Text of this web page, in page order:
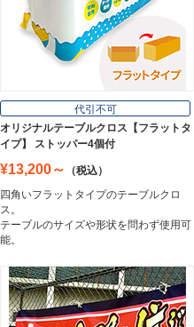
代引不可
オリジナルテーブルクロス【フラットタ
イプ】 ストッパー4個付
¥13,200～
（税込）
四角いフラットタイプのテーブルクロ
ス。
テーブルのサイズや形状を問わず使用可
能。